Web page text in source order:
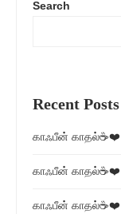
Search
Recent Posts
காஃபீன் காதல்☕❤️
காஃபீன் காதல்☕❤️
காஃபீன் காதல்☕❤️